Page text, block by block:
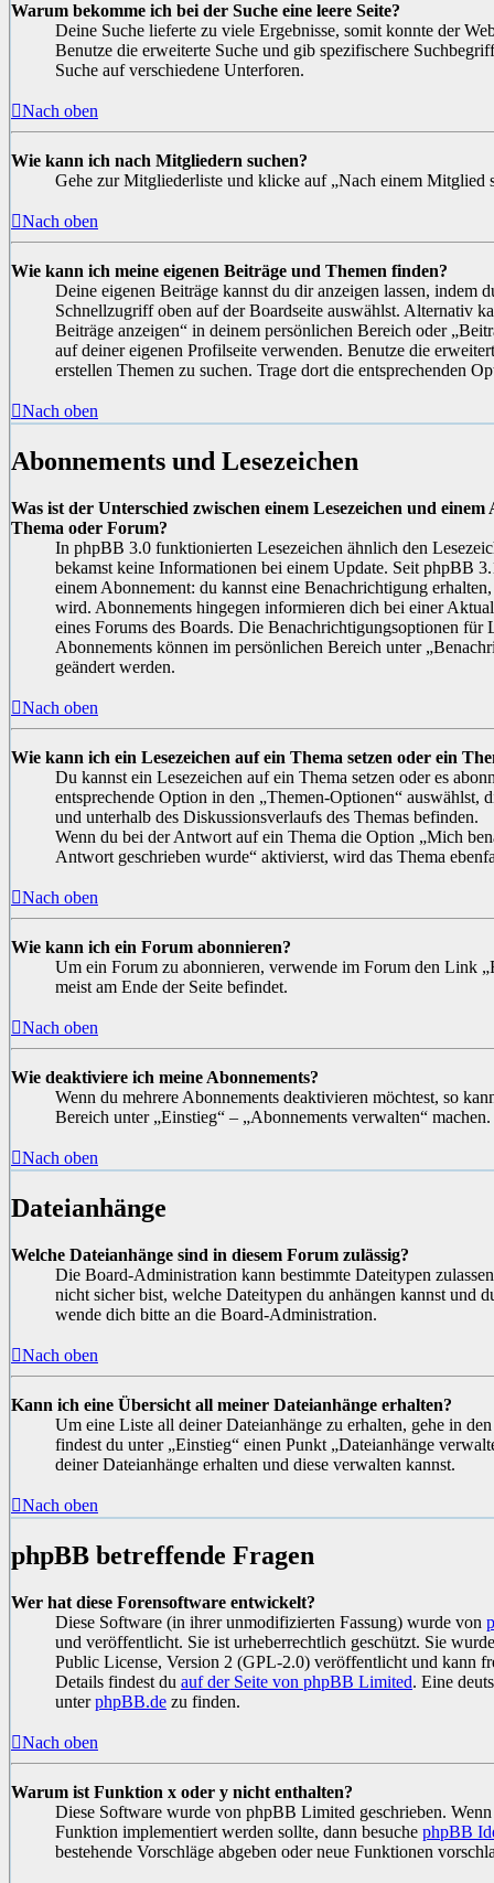
Warum bekomme ich bei der Suche eine leere Seite?
Deine Suche lieferte zu viele Ergebnisse, somit konnte der
Benutze die erweiterte Suche und gib spezifischere
Suche auf verschiedene Unterforen.
Nach oben
Wie kann ich nach Mitgliedern suchen?
Gehe zur Mitgliederliste und klicke auf „Nach einem Mitglied
Nach oben
Wie kann ich meine eigenen Beiträge und Themen finden?
Deine eigenen Beiträge kannst du dir anzeigen lassen, indem
Schnellzugriff oben auf der Boardseite auswählst. Alternativ
Beiträge anzeigen“ in deinem persönlichen Bereich oder
auf deiner eigenen Profilseite verwenden. Benutze die
erstellen Themen zu suchen. Trage dort die entsprechenden
Nach oben
Abonnements und Lesezeichen
Was ist der Unterschied zwischen einem Lesezeichen und
Thema oder Forum?
In phpBB 3.0 funktionierten Lesezeichen ähnlich den
bekamst keine Informationen bei einem Update. Seit phpBB
einem Abonnement: du kannst eine Benachrichtigung
wird. Abonnements hingegen informieren dich bei einer
eines Forums des Boards. Die Benachrichtigungsoptionen für
Abonnements können im persönlichen Bereich unter
geändert werden.
Nach oben
Wie kann ich ein Lesezeichen auf ein Thema setzen oder ein
Du kannst ein Lesezeichen auf ein Thema setzen oder es
entsprechende Option in den „Themen-Optionen“ auswählst,
und unterhalb des Diskussionsverlaufs des Themas befinden.
Wenn du bei der Antwort auf ein Thema die Option „Mich
Antwort geschrieben wurde“ aktivierst, wird das Thema
Nach oben
Wie kann ich ein Forum abonnieren?
Um ein Forum zu abonnieren, verwende im Forum den Link
meist am Ende der Seite befindet.
Nach oben
Wie deaktiviere ich meine Abonnements?
Wenn du mehrere Abonnements deaktivieren möchtest, so
Bereich unter „Einstieg“ – „Abonnements verwalten“ machen.
Nach oben
Dateianhänge
Welche Dateianhänge sind in diesem Forum zulässig?
Die Board-Administration kann bestimmte Dateitypen
nicht sicher bist, welche Dateitypen du anhängen kannst und
wende dich bitte an die Board-Administration.
Nach oben
Kann ich eine Übersicht all meiner Dateianhänge erhalten?
Um eine Liste all deiner Dateianhänge zu erhalten, gehe in
findest du unter „Einstieg“ einen Punkt „Dateianhänge
deiner Dateianhänge erhalten und diese verwalten kannst.
Nach oben
phpBB betreffende Fragen
Wer hat diese Forensoftware entwickelt?
Diese Software (in ihrer unmodifizierten Fassung) wurde von
und veröffentlicht. Sie ist urheberrechtlich geschützt. Sie
Public License, Version 2 (GPL-2.0) veröffentlicht und kann
Details findest du auf der Seite von phpBB Limited. Eine
unterphpBB.de zu finden.
Nach oben
Warum ist Funktion x oder y nicht enthalten?
Diese Software wurde von phpBB Limited geschrieben. Wenn
Funktion implementiert werden sollte, dann besuche phpBB
bestehende Vorschläge abgeben oder neue Funktionen